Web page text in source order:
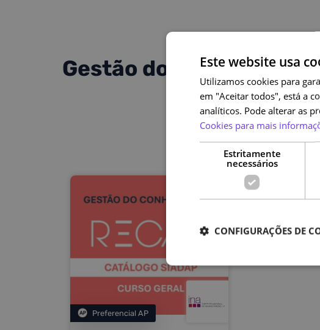
Gestão do
Categoria
Preferencial AP
Este website usa
Utilizamos cookies para
em "Aceitar todos", está a
analíticos. Pode alterar as
Cookies para mais
Estritamente
necessários
CONFIGURAÇÕES DE